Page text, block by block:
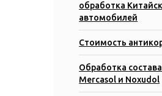
обработка
автомобилей
Стоимость
Обработка
Mercasol и Noxudol